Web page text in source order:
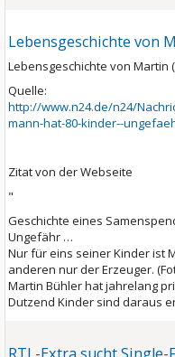
Lebensgeschichte von
Lebensgeschichte von Martin
Quelle:
http://www.n24.de/n24/
mann-hat-80-kinder--
Zitat von der Webseite
"
Geschichte eines
Ungefähr …
Nur für eins seiner Kinder ist
anderen nur der Erzeuger.
Martin Bühler hat jahrelang
Dutzend Kinder sind daraus